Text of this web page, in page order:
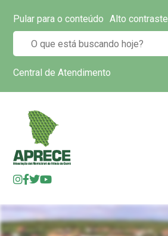
Pular para o conteúdo Alto contraste
Central de Atendimento